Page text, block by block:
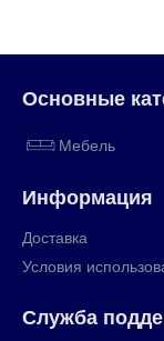
Основные
Мебель
Информация
Доставка
Условия
Служба